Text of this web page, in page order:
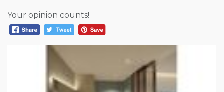
Your opinion counts!